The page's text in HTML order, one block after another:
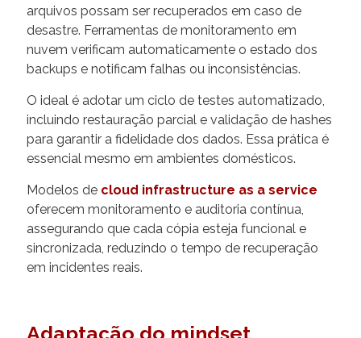
arquivos possam ser recuperados em caso de
desastre. Ferramentas de monitoramento em
nuvem verificam automaticamente o estado dos
backups e notificam falhas ou inconsistências.
O ideal é adotar um ciclo de testes automatizado,
incluindo restauração parcial e validação de hashes
para garantir a fidelidade dos dados. Essa prática é
essencial mesmo em ambientes domésticos.
Modelos de cloud infrastructure as a service
oferecem monitoramento e auditoria contínua,
assegurando que cada cópia esteja funcional e
sincronizada, reduzindo o tempo de recuperação
em incidentes reais.
Adaptação do mindset